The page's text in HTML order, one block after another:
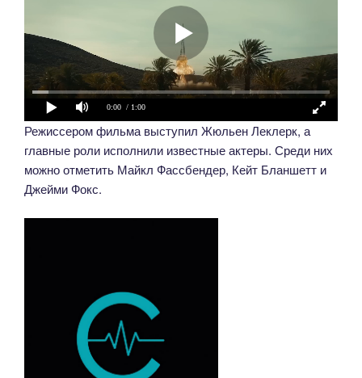
0:00 / 1:00
Режиссером фильма выступил Жюльен Леклерк, а
главные роли исполнили известные актеры. Среди них
можно отметить Майкл Фассбендер, Кейт Бланшетт и
Джейми Фокс.